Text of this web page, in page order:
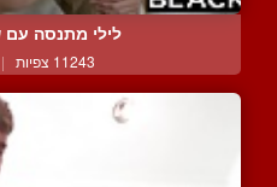
לילי מתנסה
11243 צפיות |